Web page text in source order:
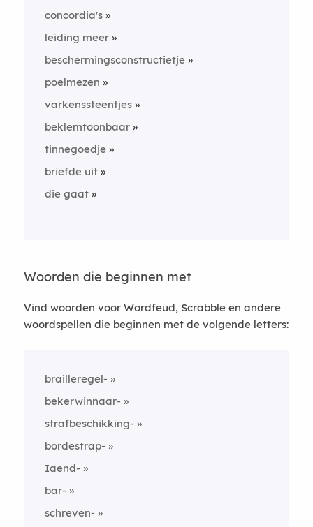
concordia's
leiding meer
beschermingsconstructietje
poelmezen
varkenssteentjes
beklemtoonbaar
tinnegoedje
briefde uit
die gaat
Woorden die beginnen met
Vind woorden voor Wordfeud, Scrabble en andere
woordspellen die beginnen met de volgende letters:
brailleregel-
bekerwinnaar-
strafbeschikking-
bordestrap-
Iaend-
bar-
schreven-